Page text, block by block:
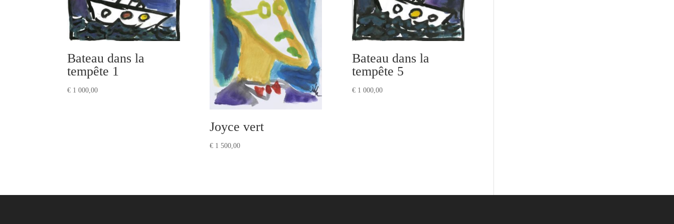
Bateau dans la
tempête 1
€ 1 000,00
Joyce vert
€1 500,00
Bateau dans la
tempête 5
€1 000,00